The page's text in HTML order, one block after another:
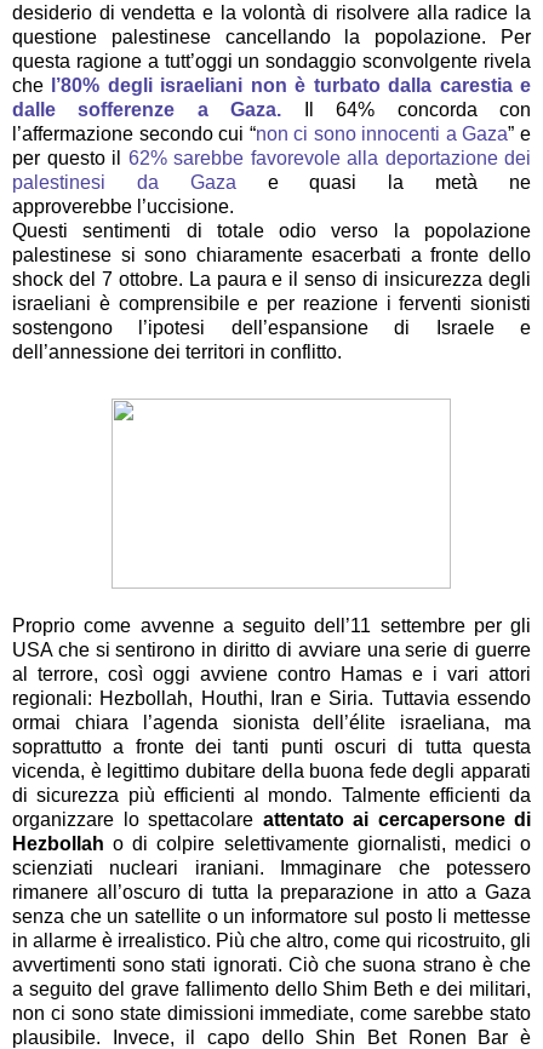
desiderio di vendetta e la volontà di risolvere alla radice la
questione palestinese cancellando la popolazione. Per
questa ragione a tutt’oggi un sondaggio sconvolgente rivela
che
l’80% degli israeliani non è turbato dalla carestia e
dalle sofferenze a Gaza. Il 64% concorda con
l’affermazione secondo cui “non ci sono innocenti a Gaza” e
per questo il 62% sarebbe favorevole alla deportazione dei
palestinesi da Gaza e quasi la metà ne
approverebbe l’uccisione.
Questi sentimenti di totale odio verso la popolazione
palestinese si sono chiaramente esacerbati a fronte dello
shock del 7 ottobre. La paura e il senso di insicurezza degli
israeliani è comprensibile e per reazione i ferventi sionisti
sostengono l’ipotesi dell’espansione di Israele e
dell’annessione dei territori in conflitto.
Proprio come avvenne a seguito dell’11 settembre per gli
USA che si sentirono in diritto di avviare una serie di guerre
al terrore, così oggi avviene contro Hamas e i vari attori
regionali: Hezbollah, Houthi, Iran e Siria. Tuttavia essendo
ormai chiara l’agenda sionista dell’élite israeliana, ma
soprattutto a fronte dei tanti punti oscuri di tutta questa
vicenda, è legittimo dubitare della buona fede degli apparati
di sicurezza più efficienti al mondo. Talmente efficienti da
organizzare lo spettacolare attentato ai cercapersone di
Hezbollah o di colpire selettivamente giornalisti, medici o
scienziati nucleari iraniani. Immaginare che potessero
rimanere all’oscuro di tutta la preparazione in atto a Gaza
senza che un satellite o un informatore sul posto li mettesse
in allarme è irrealistico. Più che altro, come qui ricostruito, gli
avvertimenti sono stati ignorati. Ciò che suona strano è che
a seguito del grave fallimento dello Shim Beth e dei militari,
non ci sono state dimissioni immediate, come sarebbe stato
plausibile. Invece, il capo dello Shin Bet Ronen Bar è